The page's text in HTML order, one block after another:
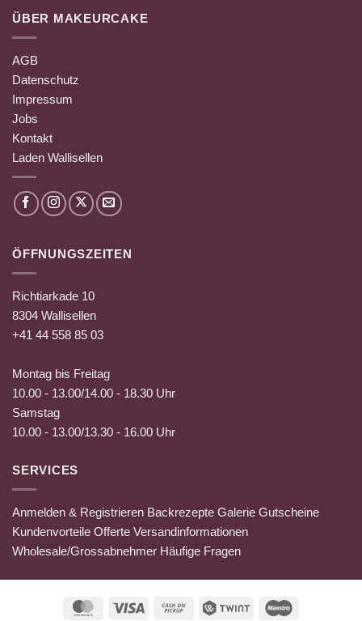
ÜBER MAKEURCAKE
AGB
Datenschutz
Impressum
Jobs
Kontakt
Laden Wallisellen
ÖFFNUNGSZEITEN
Richtiarkade 10
8304 Wallisellen
+41 44 558 85 03
Montag bis Freitag
10.00 - 13.00/14.00 - 18.30 Uhr
Samstag
10.00 - 13.00/13.30 - 16.00 Uhr
SERVICES
Anmelden & Registrieren Backrezepte Galerie Gutscheine
Kundenvorteile Offerte Versandinformationen
Wholesale/Grossabnehmer Häufige Fragen
MasterCardVisa
Cash
Twint